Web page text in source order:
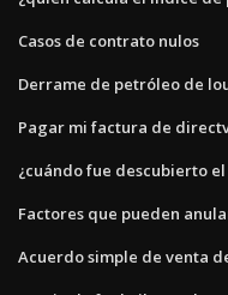
Casos de contrato nulos
Derrame de petróleo de
Pagar mi factura de
¿cuándo fue descubierto el
Factores que pueden
Acuerdo simple de venta